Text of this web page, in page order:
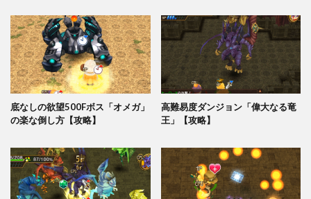
底なしの欲望500Fボス「オメガ」
の楽な倒し方【攻略】
高難易度ダンジョン「偉大なる竜
王」【攻略】